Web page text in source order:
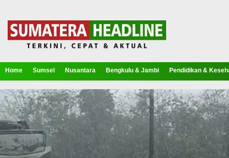
Home Sumsel Nusantara Bengkulu & Jambi Pendidikan &